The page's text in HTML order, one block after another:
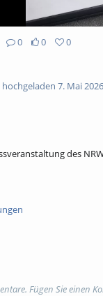
0
0
0
hochgeladen 7. Mai 2026
des
Fügen Sie einen